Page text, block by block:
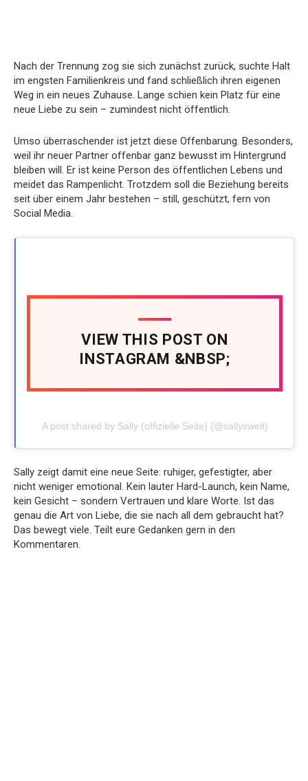
Nach der Trennung zog sie sich zunächst zurück, suchte Halt
im engsten Familienkreis und fand schließlich ihren eigenen
Weg in ein neues Zuhause. Lange schien kein Platz für eine
neue Liebe zu sein – zumindest nicht öffentlich.
Umso überraschender ist jetzt diese Offenbarung. Besonders,
weil ihr neuer Partner offenbar ganz bewusst im Hintergrund
bleiben will. Er ist keine Person des öffentlichen Lebens und
meidet das Rampenlicht. Trotzdem soll die Beziehung bereits
seit über einem Jahr bestehen – still, geschützt, fern von
Social Media.
VIEW THIS POST ON
INSTAGRAM &NBSP;
A post shared by Sally (offizielle Seite) (@sallyswelt)
Sally zeigt damit eine neue Seite: ruhiger, gefestigter, aber
nicht weniger emotional. Kein lauter Hard-Launch, kein Name,
kein Gesicht – sondern Vertrauen und klare Worte. Ist das
genau die Art von Liebe, die sie nach all dem gebraucht hat?
Das bewegt viele. Teilt eure Gedanken gern in den
Kommentaren.